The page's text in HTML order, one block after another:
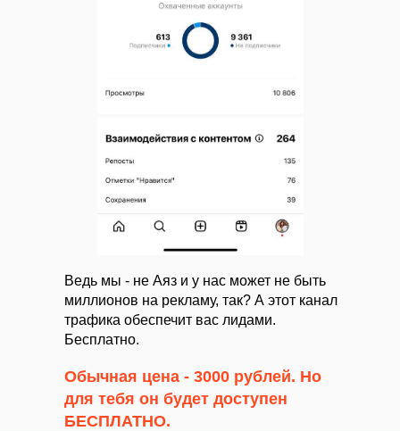
Ведь мы - не Аяз и у нас может не быть
миллионов на рекламу, так? А этот канал
трафика обеспечит вас лидами.
Бесплатно.
Обычная цена - 3000 рублей. Но
для тебя он будет доступен
БЕСПЛАТНО.